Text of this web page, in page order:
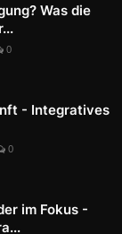
Was die
0
- Integratives
0
im Fokus -